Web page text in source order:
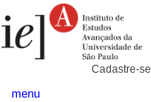
para
conteúdo.
Pessoais
Cadastre-se
menu